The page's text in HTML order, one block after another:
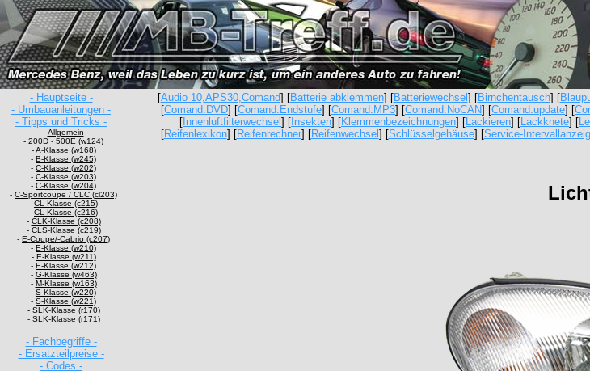
- Hauptseite -
- Umbauanleitungen -
- Tipps und Tricks -
-Allgemein
- 200D - 500E (w124)
-A-Klasse (w168)
- B-Klasse (w245)
- C-Klasse (w202)
- C-Klasse (w203)
- C-Klasse (w204)
- C-Sportcoupe / CLC (cl203)
- CL-Klasse (c215)
- CL-Klasse (c216)
- CLK-Klasse (c208)
- CLS-Klasse (c219)
- E-Coupe/-Cabrio (c207)
- E-Klasse (w210)
- E-Klasse (w211)
- E-Klasse (w212)
- G-Klasse (w463)
- M-Klasse (w163)
- S-Klasse (w220)
- S-Klasse (w221)
- SLK-Klasse (r170)
- SLK-Klasse (r171)
- Fachbegriffe -
- Ersatzteilpreise -
- Codes -
[Audio 10,APS30,Comand] [Batterie abklemmen] [Batteriewechsel ] [Birnchentausch] [
[Comand:DVD] [Comand:Endstufe] [Comand:MP3] [Comand:NoCAN] [Comand:update] [
[ Innenluftfilterwechsel ] [ Insekten] [Klemmenbezeichnungen] [Lackieren] [Lackknete] [
[Reifenlexikon] [Reifenrechner] [Reifenwechsel ] [Schlüsselgehäuse] [Service-